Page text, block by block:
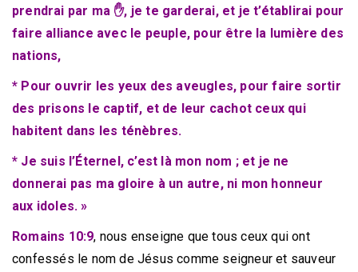
prendrai par ma ✋, je te garderai, et je t’établirai pour
faire alliance avec le peuple, pour être la lumière des
nations,
* Pour ouvrir les yeux des aveugles, pour faire sortir
des prisons le captif, et de leur cachot ceux qui
habitent dans les ténèbres.
* Je suis l’Éternel, c’est là mon nom ; et je ne
donnerai pas ma gloire à un autre, ni mon honneur
aux idoles. »
Romains 10:9, nous enseigne que tous ceux qui ont
confessés le nom de Jésus comme seigneur et sauveur